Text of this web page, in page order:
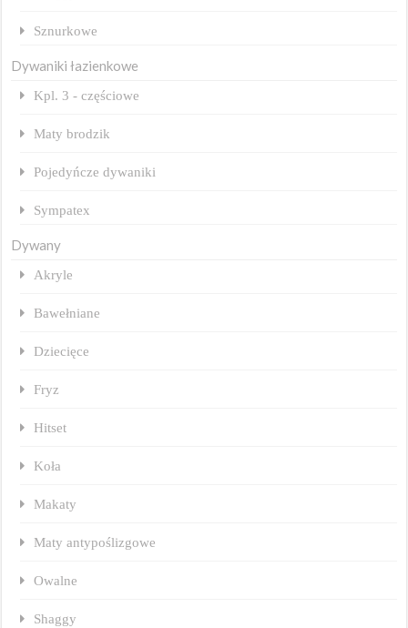
Sznurkowe
Dywaniki łazienkowe
Kpl. 3 - częściowe
Maty brodzik
Pojedyńcze dywaniki
Sympatex
Dywany
Akryle
Bawełniane
Dziecięce
Fryz
Hitset
Koła
Makaty
Maty antypoślizgowe
Owalne
Shaggy